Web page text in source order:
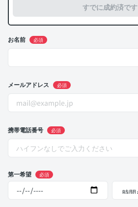
すでに成約済です
お名前 必須
メールアドレス 必須
携帯電話番号 必須
第一希望 必須